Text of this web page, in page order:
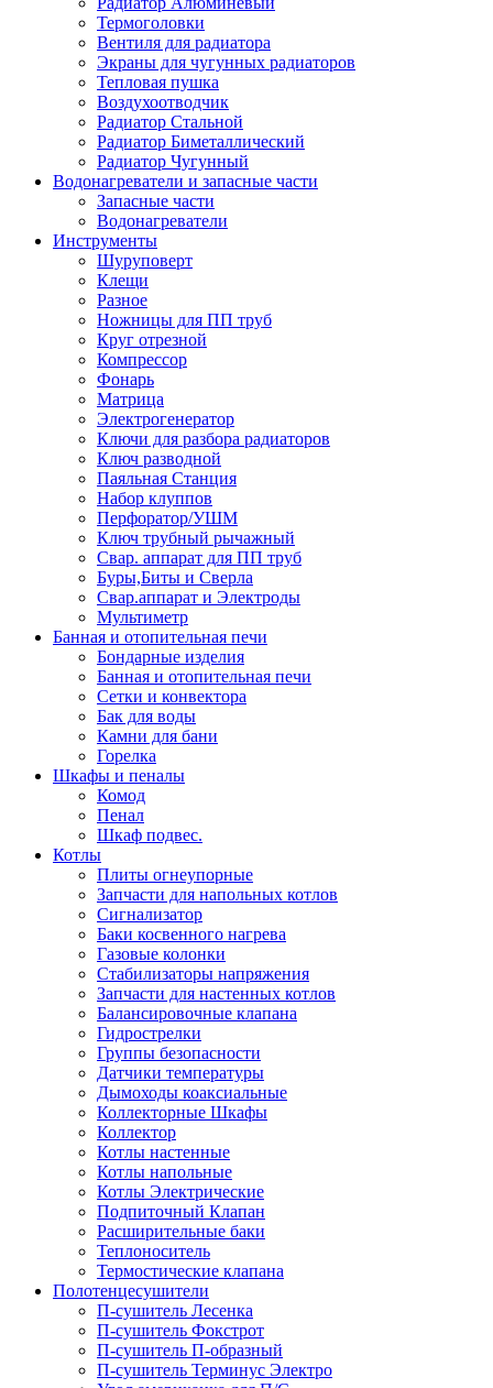
Термоголовки
Вентиля для радиатора
Экраны для чугунных радиаторов
Тепловая пушка
Воздухоотводчик
Радиатор Стальной
Радиатор Биметаллический
Радиатор Чугунный
Водонагреватели и запасные части
Запасные части
Водонагреватели
Инструменты
Шуруповерт
Клещи
Разное
Ножницы для ПП труб
Круг отрезной
Компрессор
Фонарь
Матрица
Электрогенератор
Ключи для разбора радиаторов
Ключ разводной
Паяльная Станция
Набор клуппов
Перфоратор/УШМ
Ключ трубный рычажный
Свар. аппарат для ПП труб
Буры,Биты и Сверла
Свар.аппарат и Электроды
Мультиметр
Банная и отопительная печи
Бондарные изделия
Банная и отопительная печи
Сетки и конвектора
Бак для воды
Камни для бани
Горелка
Шкафы и пеналы
Комод
Пенал
Шкаф подвес.
Котлы
Плиты огнеупорные
Запчасти для напольных котлов
Сигнализатор
Баки косвенного нагрева
Газовые колонки
Стабилизаторы напряжения
Запчасти для настенных котлов
Балансировочные клапана
Гидрострелки
Группы безопасности
Датчики температуры
Дымоходы коаксиальные
Коллекторные Шкафы
Коллектор
Котлы настенные
Котлы напольные
Котлы Электрические
Подпиточный Клапан
Расширительные баки
Теплоноситель
Термостические клапана
Полотенцесушители
П-сушитель Лесенка
П-сушитель Фокстрот
П-сушитель П-образный
П-сушитель Терминус Электро